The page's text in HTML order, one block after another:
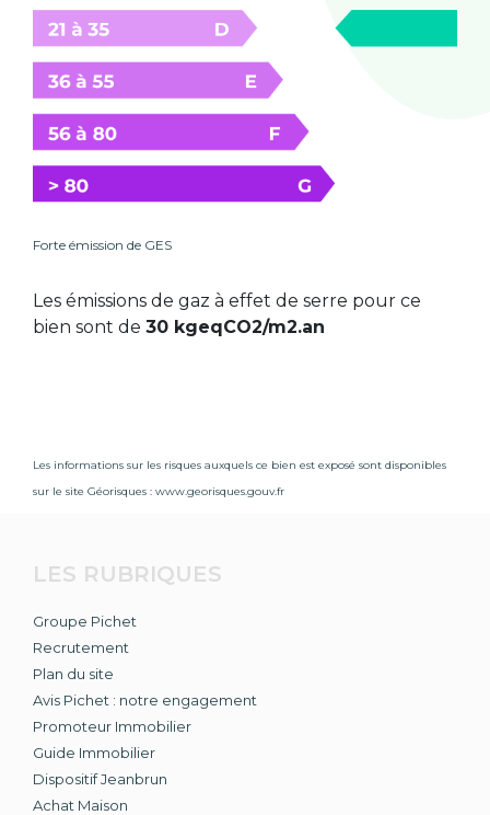
Forte émission de GES
Les émissions de gaz à effet de serre pour ce
bien sont de 30 kgeqCO2/m2.an
Les informations sur les risques auxquels ce bien est exposé sont disponibles
sur le site Géorisques : www.georisques.gouv.fr
LES RUBRIQUES
Groupe Pichet
Recrutement
Plan du site
Avis Pichet : notre engagement
Promoteur Immobilier
Guide Immobilier
Dispositif Jeanbrun
Achat Maison